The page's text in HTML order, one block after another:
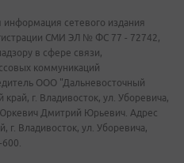
информация сетевого издания
СМИ ЭЛ № ФС 77 - 72742,
в сфере связи,
коммуникаций
ООО "Дальневосточный
г. Владивосток, ул. Уборевича,
Дмитрий Юрьевич. Адрес
г. Владивосток, ул. Уборевича,